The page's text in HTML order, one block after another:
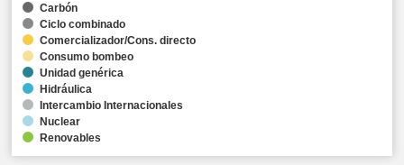
Carbón
Ciclo combinado
Comercializador/Cons. directo
Consumo bombeo
Unidad genérica
Hidráulica
Intercambio Internacionales
Nuclear
Renovables